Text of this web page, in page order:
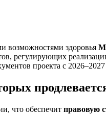
возможностями здоровья
регулирующих
проекта с 2026–2027
что обеспечит правовую